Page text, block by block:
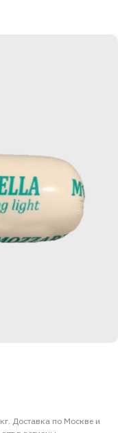
Доставка по Москве и